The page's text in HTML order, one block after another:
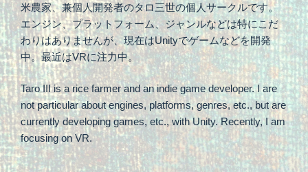
米農家、兼個人開発者のタロ三世の個人サークルです。
エンジン、プラットフォーム、ジャンルなどは特にこだ
わりはありませんが、現在はUnityでゲームなどを開発
中。最近はVRに注力中。
Taro III is a rice farmer and an indie game developer. I are
not particular about engines, platforms, genres, etc., but are
currently developing games, etc., with Unity. Recently, I am
focusing on VR.